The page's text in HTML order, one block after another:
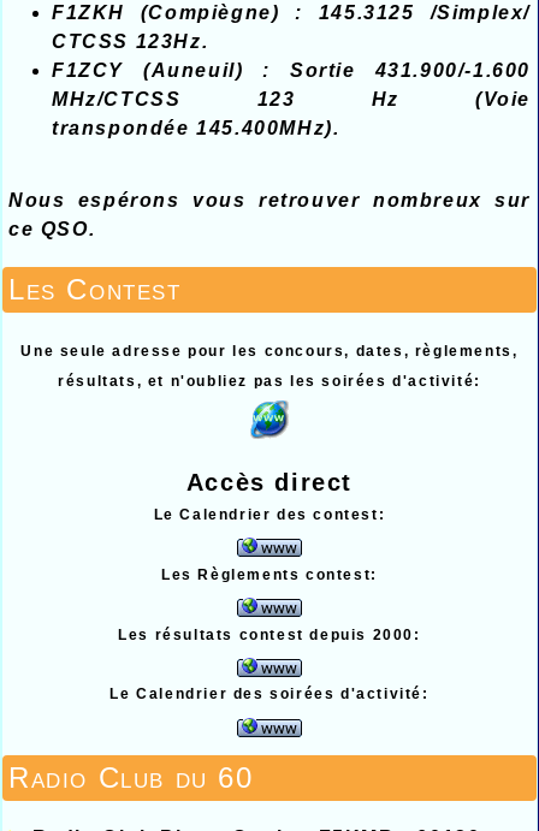
F1ZKH (Compiègne) : 145.3125 /Simplex/
CTCSS 123Hz.
F1ZCY (Auneuil) : Sortie 431.900/-1.600
MHz/CTCSS 123 Hz (Voie
transpondée 145.400MHz).
Nous espérons vous retrouver nombreux sur
ce QSO.
Les Contest
Une seule adresse pour les concours, dates, règlements,
résultats, et n'oubliez pas les soirées d'activité:
Accès direct
Le Calendrier des contest:
Les Règlements contest:
Les résultats contest depuis 2000:
Le Calendrier des soirées d'activité:
Radio Club du 60